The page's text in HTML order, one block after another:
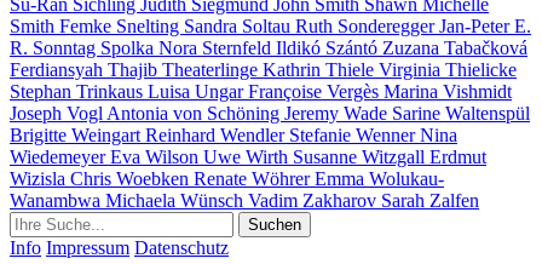
Smith Femke Snelting Sandra Soltau Ruth SondereggerJan-Peter E.
R. Sonntag Spolka Nora Sternfeld Ildikó Szántó Zuzana Tabačková
Ferdiansyah Thajib Theaterlinge Kathrin Thiele Virginia Thielicke
Stephan Trinkaus Luisa UngarFrançoise Vergès Marina Vishmidt
Joseph Vogl Antonia von Schöning Jeremy Wade Sarine Waltenspül
Brigitte Weingart Reinhard Wendler Stefanie WennerNina
WiedemeyerEva Wilson Uwe Wirth Susanne Witzgall Erdmut
Wizisla Chris Woebken Renate WöhrerEmma Wolukau-
Wanambwa Michaela Wünsch Vadim Zakharov Sarah Zalfen
Info Impressum Datenschutz